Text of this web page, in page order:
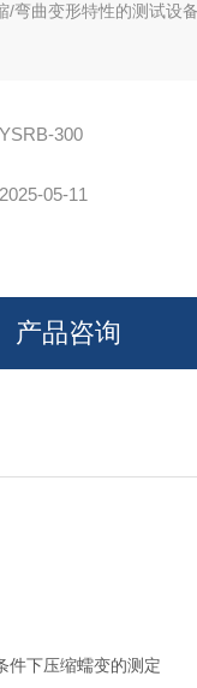
/弯曲变形特性的测试设
YSRB-300
2025-05-11
产品咨询
件下压缩蠕变的测定